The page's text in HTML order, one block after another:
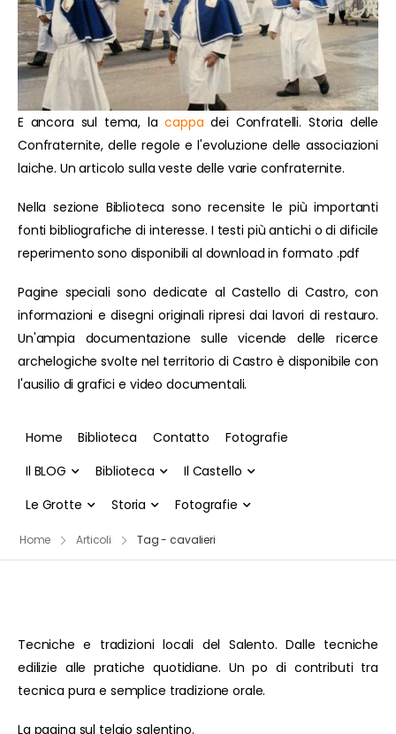
E ancora sul tema, lacappa dei Confratelli. Storia delle
Confraternite, delle regole e l'evoluzione delle associazioni
laiche. Un articolo sulla veste delle varie confraternite.
Nella sezione Biblioteca sono recensite le più importanti
fonti bibliografiche di interesse. I testi più antichi o di dificile
reperimento sono disponibili al download in formato .pdf
Pagine speciali sono dedicate al Castello di Castro, con
informazioni e disegni originali ripresi dai lavori di restauro.
Un'ampia documentazione sulle vicende delle ricerce
archelogiche svolte nel territorio di Castro è disponibile con
l'ausilio di grafici e video documentali.
Home Biblioteca Contatto
Fotografie
Il BLOG
Biblioteca
Il Castello
Le Grotte
Storia Fotografie
Home Articoli Tag - cavalieri
Tecniche e tradizioni locali del Salento. Dalle tecniche
edilizie alle pratiche quotidiane. Un po di contributi tra
tecnica pura e semplice tradizione orale.
La pagina sul telaio salentino.